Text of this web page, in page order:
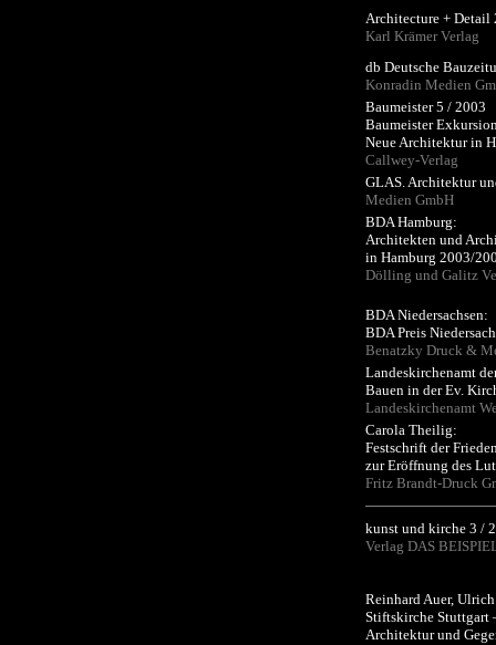
Architecture + Detail
Karl Krämer Verlag
db Deutsche
Konradin Medien
Baumeister 5 / 2003
Baumeister
Neue Architektur in
Callwey-Verlag
GLAS. Architektur
Medien GmbH
BDA Hamburg:
Architekten und
in Hamburg 2003/
Dölling und Galitz
BDA Niedersachsen:
BDA Preis
Benatzky Druck &
Landeskirchenamt
Bauen in der Ev.
Landeskirchenamt
Carola Theilig:
Festschrift der
zur Eröffnung des
Fritz Brandt-Druck
kunst und kirche 3 /
Verlag DAS
Reinhard Auer,
Stiftskirche Stuttgart
Architektur und